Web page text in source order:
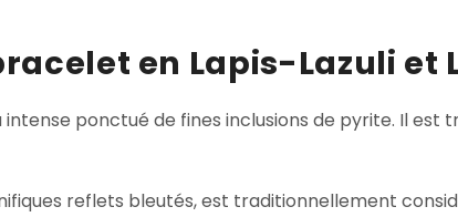
en Lapis-Lazuli et
ponctué de fines inclusions de pyrite. Il
reflets bleutés, est traditionnellement